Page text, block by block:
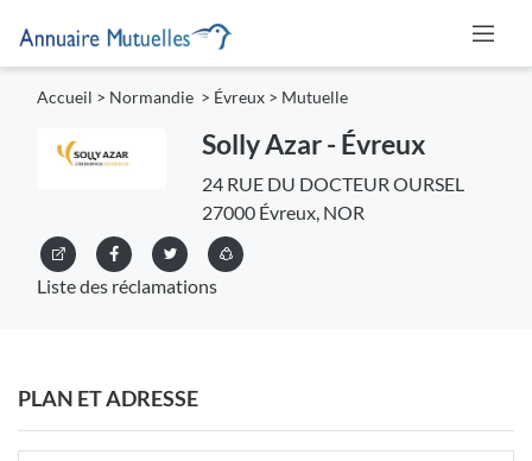
Accueil > Normandie > Évreux > Mutuelle
Solly Azar - Évreux
24 RUE DU DOCTEUR OURSEL
27000 Évreux, NOR
Liste des réclamations
PLAN ET ADRESSE